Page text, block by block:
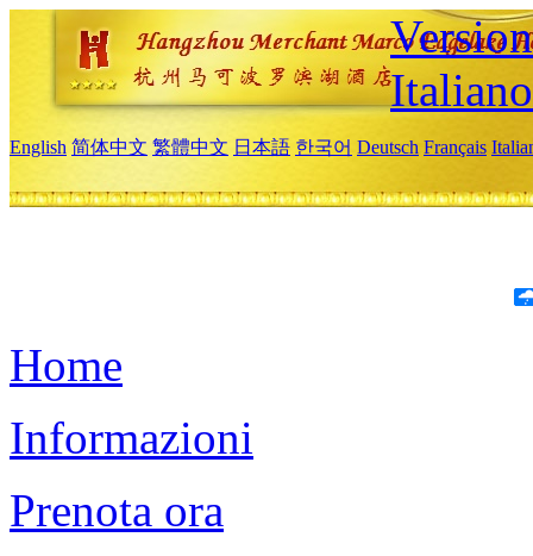
Italiano
English 简体中文 繁體中文 日本語 한국어 Deutsch Français
Home
Informazioni
Prenota ora